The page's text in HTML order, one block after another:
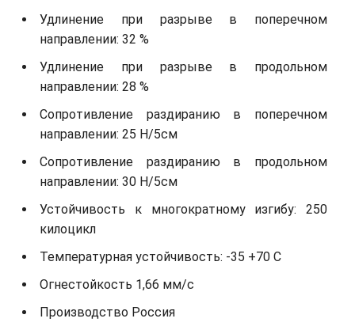
Удлинение при разрыве в поперечном
направлении: 32 %
Удлинение при разрыве в продольном
направлении: 28 %
Сопротивление раздиранию в поперечном
направлении: 25 Н/5см
Сопротивление раздиранию в продольном
направлении: 30 Н/5см
Устойчивость к многократному изгибу: 250
килоцикл
Температурная устойчивость: -35 +70 С
Огнестойкость 1,66 мм/с
Производство Россия